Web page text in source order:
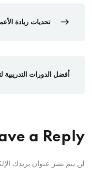
تحديات ريادة
أفضل الدورات
a Reply
لن يتم نشر عنوان بريدك